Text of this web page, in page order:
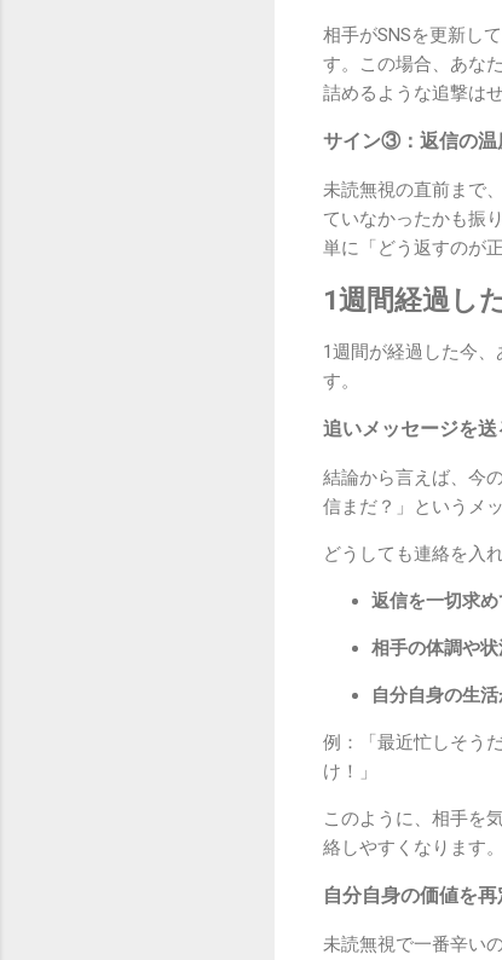
相手がSNSを更新し
す。この場合、あな
詰めるような追撃は
サイン③：返信の温
未読無視の直前まで
ていなかったかも振
単に「どう返すのが
1週間経過し
1週間が経過した今
す。
追いメッセージを送
結論から言えば、今
信まだ？」というメ
どうしても連絡を入
返信を一切求
相手の体調や
自分自身の生
例：「最近忙しそう
け！」
このように、相手を
絡しやすくなります。
自分自身の価値を
未読無視で一番辛い